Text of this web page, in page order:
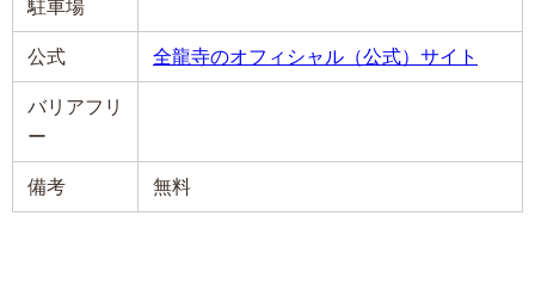
駐車場
公式 全龍寺のオフィシャル（公式）サイト
バリアフリ
ー
備考 無料